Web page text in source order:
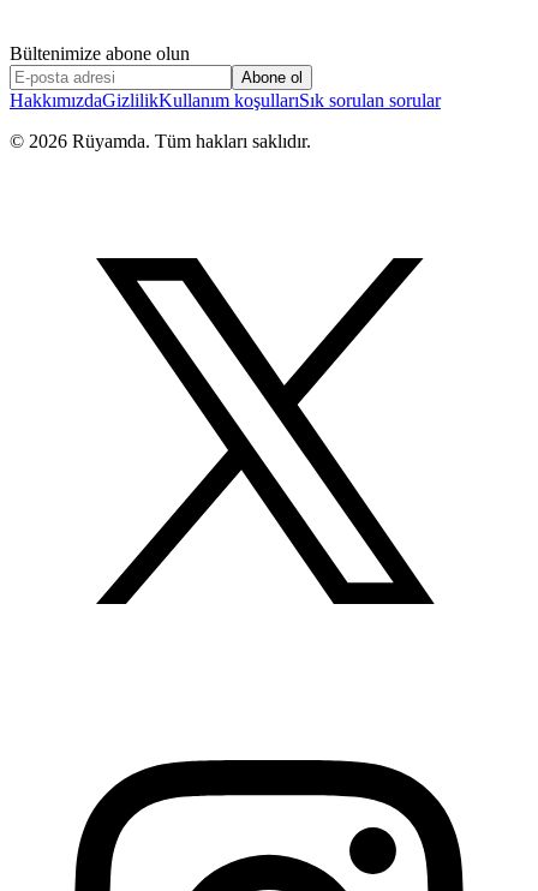
Bültenimize abone olun
Abone ol
HakkımızdaGizlilikKullanım koşullarıSık sorulan sorular
© 2026 Rüyamda. Tüm hakları saklıdır.